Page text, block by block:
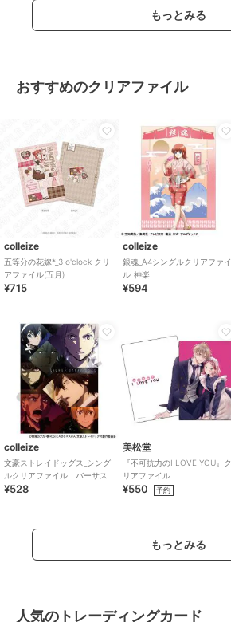
もっとみる
おすすめのクリアファイル
colleize
五等分の花嫁*_3 o'clock クリ
アファイル(五月)
¥715
colleize
銀魂_A4シングルクリアファイ
ル_神楽
¥594
colleize
文豪ストレイドッグス_シング
ルクリアファイル バーサス
¥528
美松堂
『不可抗力のI LOVE YOU』ク
リアファイル
¥550 予約
もっとみる
人気のトレーディングカード